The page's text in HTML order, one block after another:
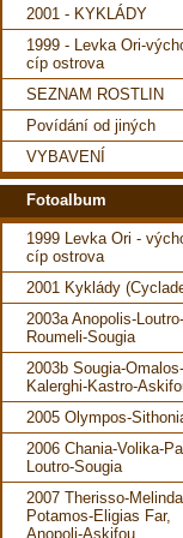
2001 - KYKLÁDY
1999 - Levka Ori-
cíp ostrova
SEZNAM ROSTLIN
Povídání od jiných
VYBAVENÍ
Fotoalbum
1999 Levka Ori -
cíp ostrova
2001 Kyklády
2003a Anopolis-
Roumeli-Sougia
2003b Sougia-Omalos-
Kalerghi-Kastro-
2005 Olympos-
2006 Chania-Volika-
Loutro-Sougia
2007 Therisso-
Potamos-Eligias Far,
Anopoli-Askifou